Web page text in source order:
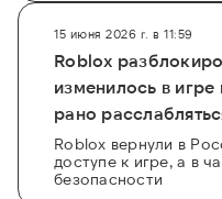
15 июня 2026 г. в 11:59
Roblox
изменилось в
рано
Roblox вернули в
доступе к игре, а в
безопасности